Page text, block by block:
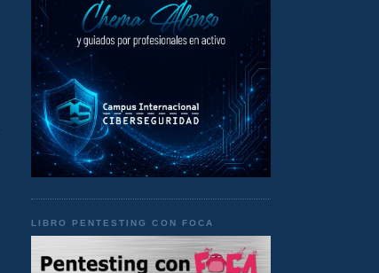
LIBRO PENTESTING CON FOCA